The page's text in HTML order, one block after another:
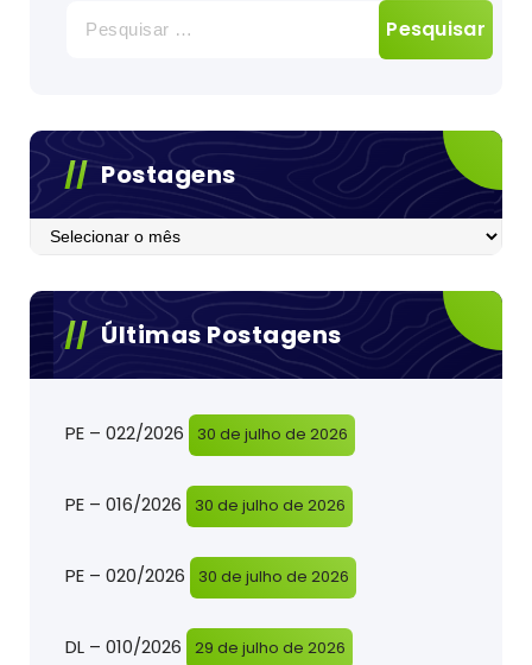
por:
Postagens
Postagens
Últimas Postagens
PE – 022/2026 30 de julho de 2026
PE – 016/2026 30 de julho de 2026
PE – 020/2026 30 de julho de 2026
DL – 010/2026 29 de julho de 2026